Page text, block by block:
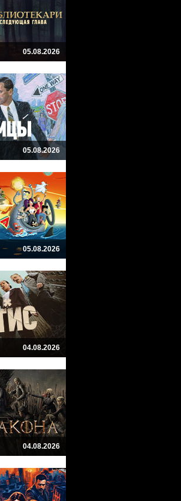
05.08.2026
05.08.2026
05.08.2026
04.08.2026
04.08.2026